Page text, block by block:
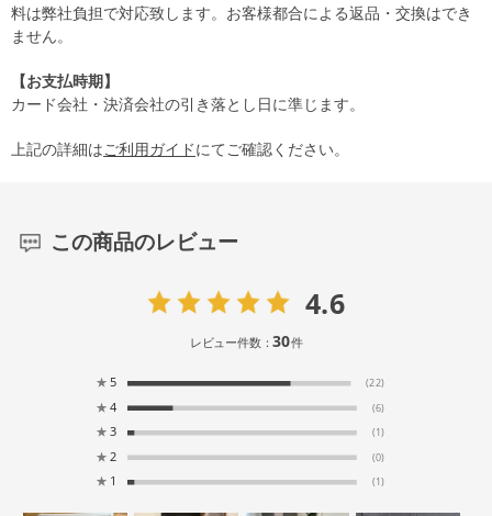
料は弊社負担で対応致します。お客様都合による返品・交換はでき
ません。
【お支払時期】
カード会社・決済会社の引き落とし日に準じます。
上記の詳細はご利用ガイドにてご確認ください。
この商品のレビュー
4.6
レビュー件数：30件
★ 5 (22)
★ 4 (6)
★ 3 (1)
★ 2 (0)
★ 1 (1)